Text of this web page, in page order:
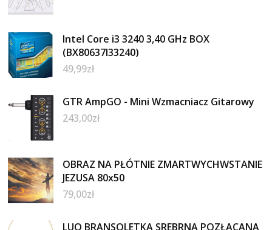
Intel Core i3 3240 3,40 GHz BOX
(BX80637I33240)
49,99zł
GTR AmpGO - Mini Wzmacniacz Gitarowy
243,00zł
OBRAZ NA PŁÓTNIE ZMARTWYCHWSTANIE
JEZUSA 80x50
79,00zł
LUO BRANSOLETKA SREBRNA POZŁACANA